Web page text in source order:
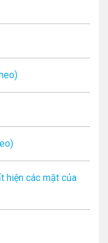
hiện các mặt của